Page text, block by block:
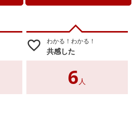
favorite_border わかる！わかる！
共感した
6 人